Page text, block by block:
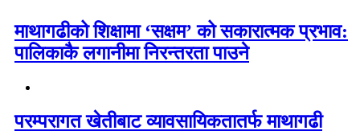
माथागढीको शिक्षामा ‘सक्षम’ को सकारात्मक प्रभाव:
पालिकाकै लगानीमा निरन्तरता पाउने
परम्परागत खेतीबाट व्यावसायिकतातर्फ माथागढी